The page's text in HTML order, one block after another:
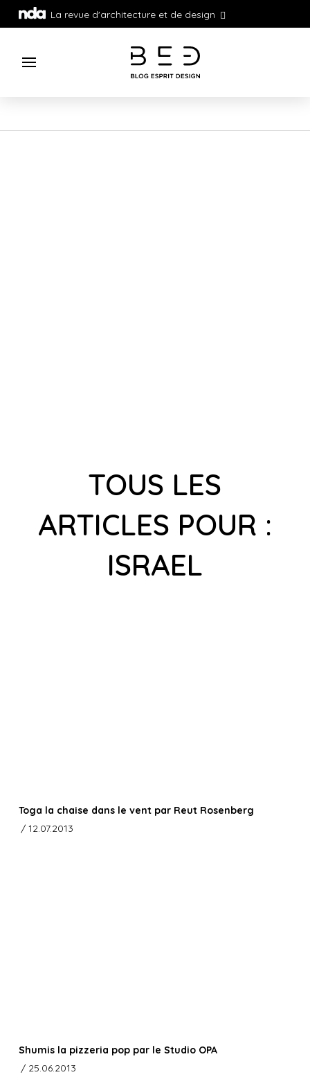
La revue d'architecture et de design
TOUS LES
ARTICLES POUR :
ISRAEL
Toga la chaise dans le vent par Reut Rosenberg
/ 12.07.2013
Shumis la pizzeria pop par le Studio OPA
/ 25.06.2013